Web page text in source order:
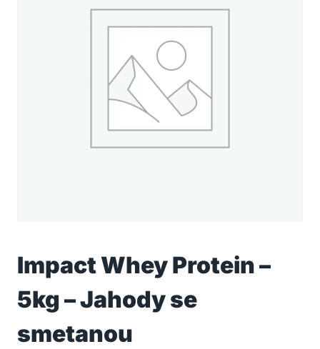
Impact Whey Protein –
5kg – Jahody se
smetanou